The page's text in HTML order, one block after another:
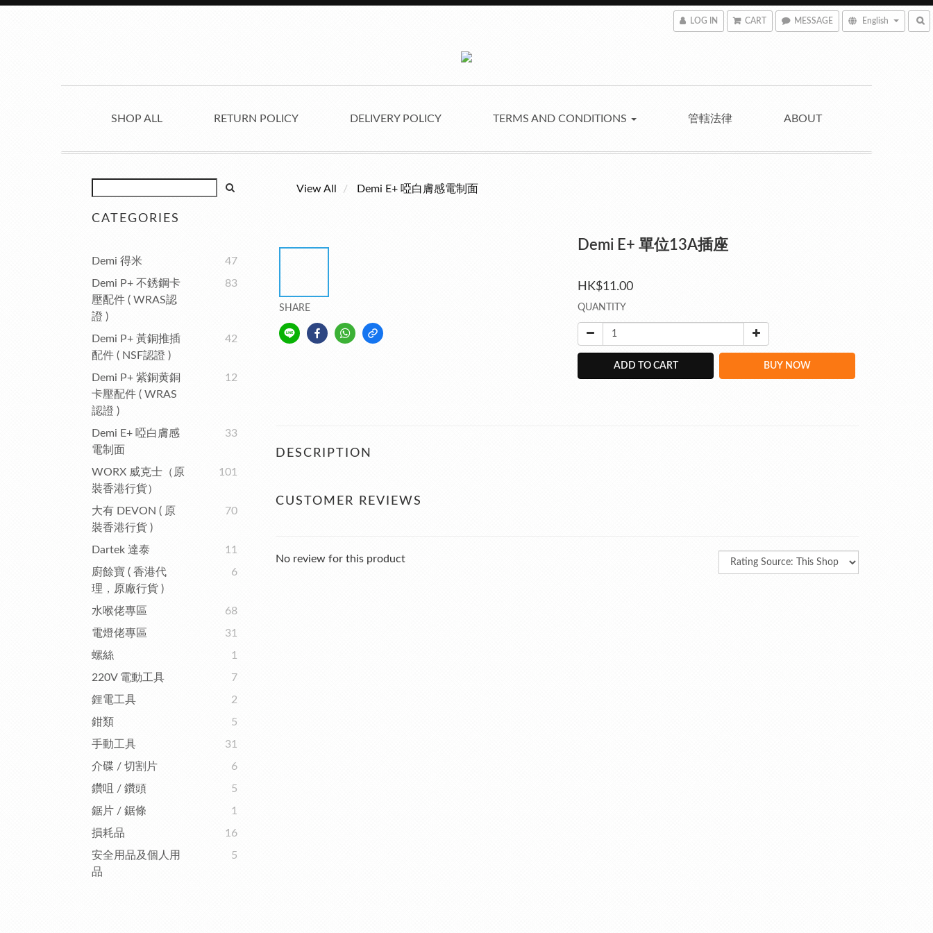
LOG IN CART MESSAGE English
SHOP ALL RETURN POLICY DELIVERY POLICY TERMS AND CONDITIONS 管轄法律 ABOUT
CATEGORIES
Demi 得米
47
Demi P+ 不銹鋼卡
壓配件 ( WRAS認
證 )
83
Demi P+ 黃銅推插
配件 ( NSF認證 )
42
Demi P+ 紫銅黄銅
卡壓配件 ( WRAS
認證 )
12
Demi E+ 啞白膚感
電制面
33
WORX 威克士（原
裝香港行貨）
101
大有 DEVON ( 原
裝香港行貨 )
70
Dartek 達泰
11
廚餘寶 ( 香港代
理，原廠行貨 )
6
水喉佬專區
68
電燈佬專區
31
螺絲
1
220V 電動工具
7
鋰電工具
2
鉗類
5
手動工具
31
介碟 / 切割片
6
鑽咀 / 鑽頭
5
鋸片 / 鋸條
1
損耗品
16
安全用品及個人用
品
5
View All Demi E+ 啞白膚感電制面
SHARE
Demi E+ 單位13A插座
HK$11.00
QUANTITY
ADD TO CART BUY NOW
DESCRIPTION
CUSTOMER REVIEWS
No review for this product